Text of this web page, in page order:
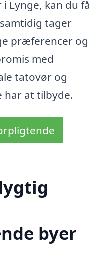
Lynge, kan du få
tager
præferencer og
med
tatovør og
har at tilbyde.
byer